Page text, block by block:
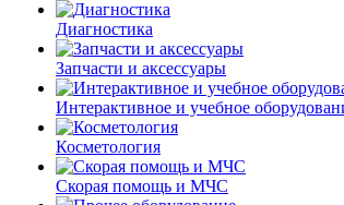
Диагностика
Запчасти и аксессуары
Интерактивное и учебное
Косметология
Скорая помощь и МЧС